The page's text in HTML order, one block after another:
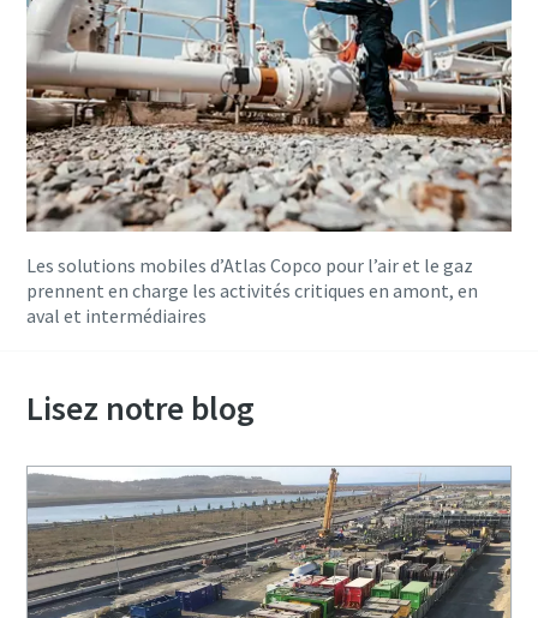
Les solutions mobiles d’Atlas Copco pour l’air et le gaz
prennent en charge les activités critiques en amont, en
aval et intermédiaires
Lisez notre blog